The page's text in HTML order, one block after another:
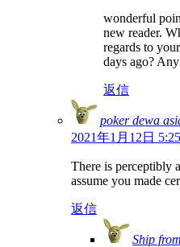
wonderful
new reader.
regards to
days ago?
返信
poker dewa
2021年1月12日
There is perceptibly
assume you made
返信
Ship